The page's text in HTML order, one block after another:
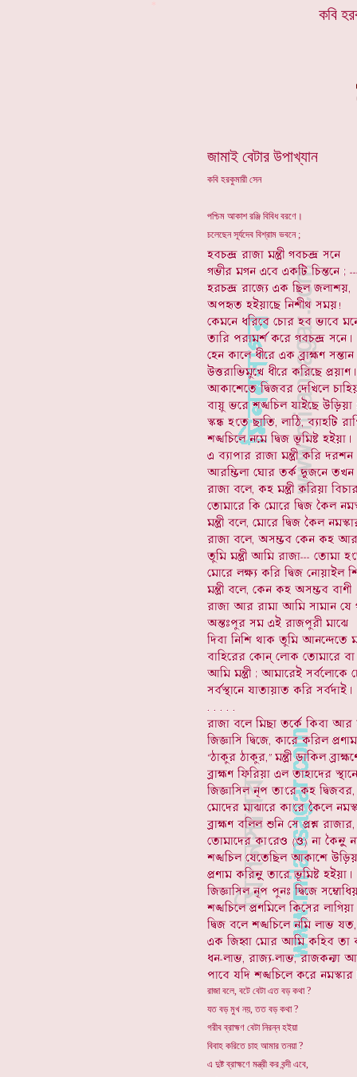
কবি
রাজা বলে, বটে বেটা এত বড় কথা ?
যত বড় মুখ নয়, তত বড় কথা ?
গরীব ব্রাহ্মণ বেটা নিরন্ন হইয়া
বিবাহ করিতে চাহ আমার তনয়া ?
এ দুষ্ট ব্রাহ্মণে মন্ত্রী কর বন্দী এবে,
জামাই বেটার উপাখ্যান
কবি হরকুমারী সেন
পশ্চিম আকাশ রঞ্জি বিবিধ বরণে।
চলেছেন সূর্যদেব বিশ্রাম ভবনে ;